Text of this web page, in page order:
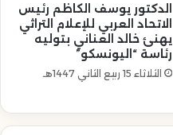
الدكتور يوسف الكاظم رئيس
الاتحاد العربي للإعلام التراثي
يهنئ خالد العناني بتوليه
رئاسة “اليونسكو”
الثلاثاء 15 ربيع الثاني 1447هـ